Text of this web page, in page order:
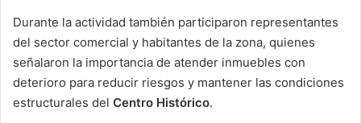
Durante la actividad también participaron representantes
del sector comercial y habitantes de la zona, quienes
señalaron la importancia de atender inmuebles con
deterioro para reducir riesgos y mantener las condiciones
estructurales del Centro Histórico.